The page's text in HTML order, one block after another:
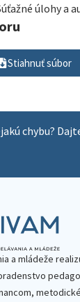
úlohy a
Stiahnuť súbor
chybu?
a mládeže